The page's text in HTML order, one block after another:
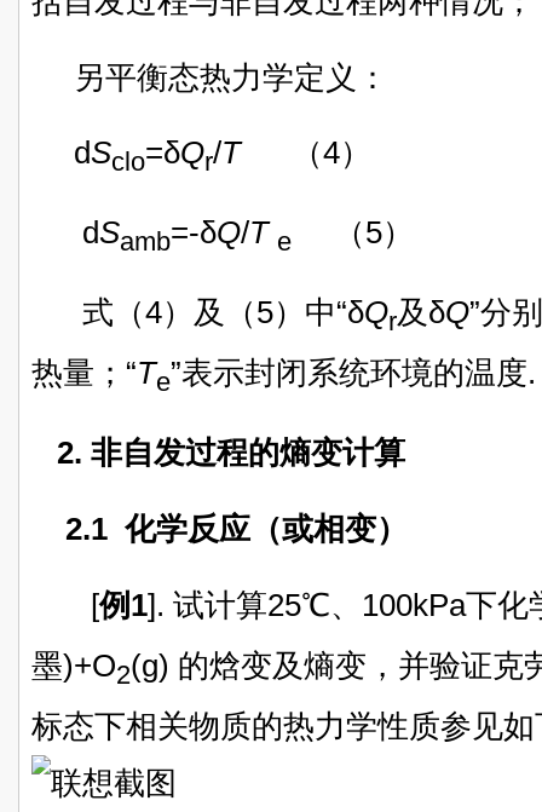
另平衡态热力学定义：
dSclo=δQr/T（4）
dSamb=-δQ/T e （5）
式（4）及（5）中“δQr及δQ”分
热量；“Te”表示封闭系统环境的温度.
2. 非自发过程的熵变计算
2.1 化学反应（或相变）
[例1]. 试计算25℃、100kPa下化
墨)+O2(g) 的焓变及熵变，并验证
标态下相关物质的热力学性质参见